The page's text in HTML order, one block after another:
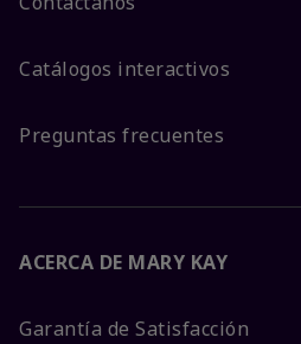
Catálogos interactivos
Preguntas frecuentes
ACERCA DE MARY KAY
Garantía de Satisfacción